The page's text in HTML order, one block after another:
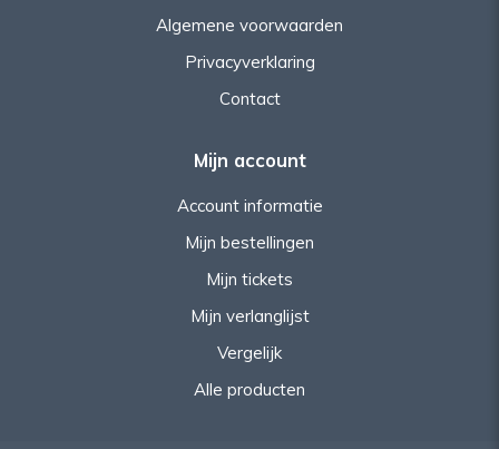
Algemene voorwaarden
Privacyverklaring
Contact
Mijn account
Account informatie
Mijn bestellingen
Mijn tickets
Mijn verlanglijst
Vergelijk
Alle producten